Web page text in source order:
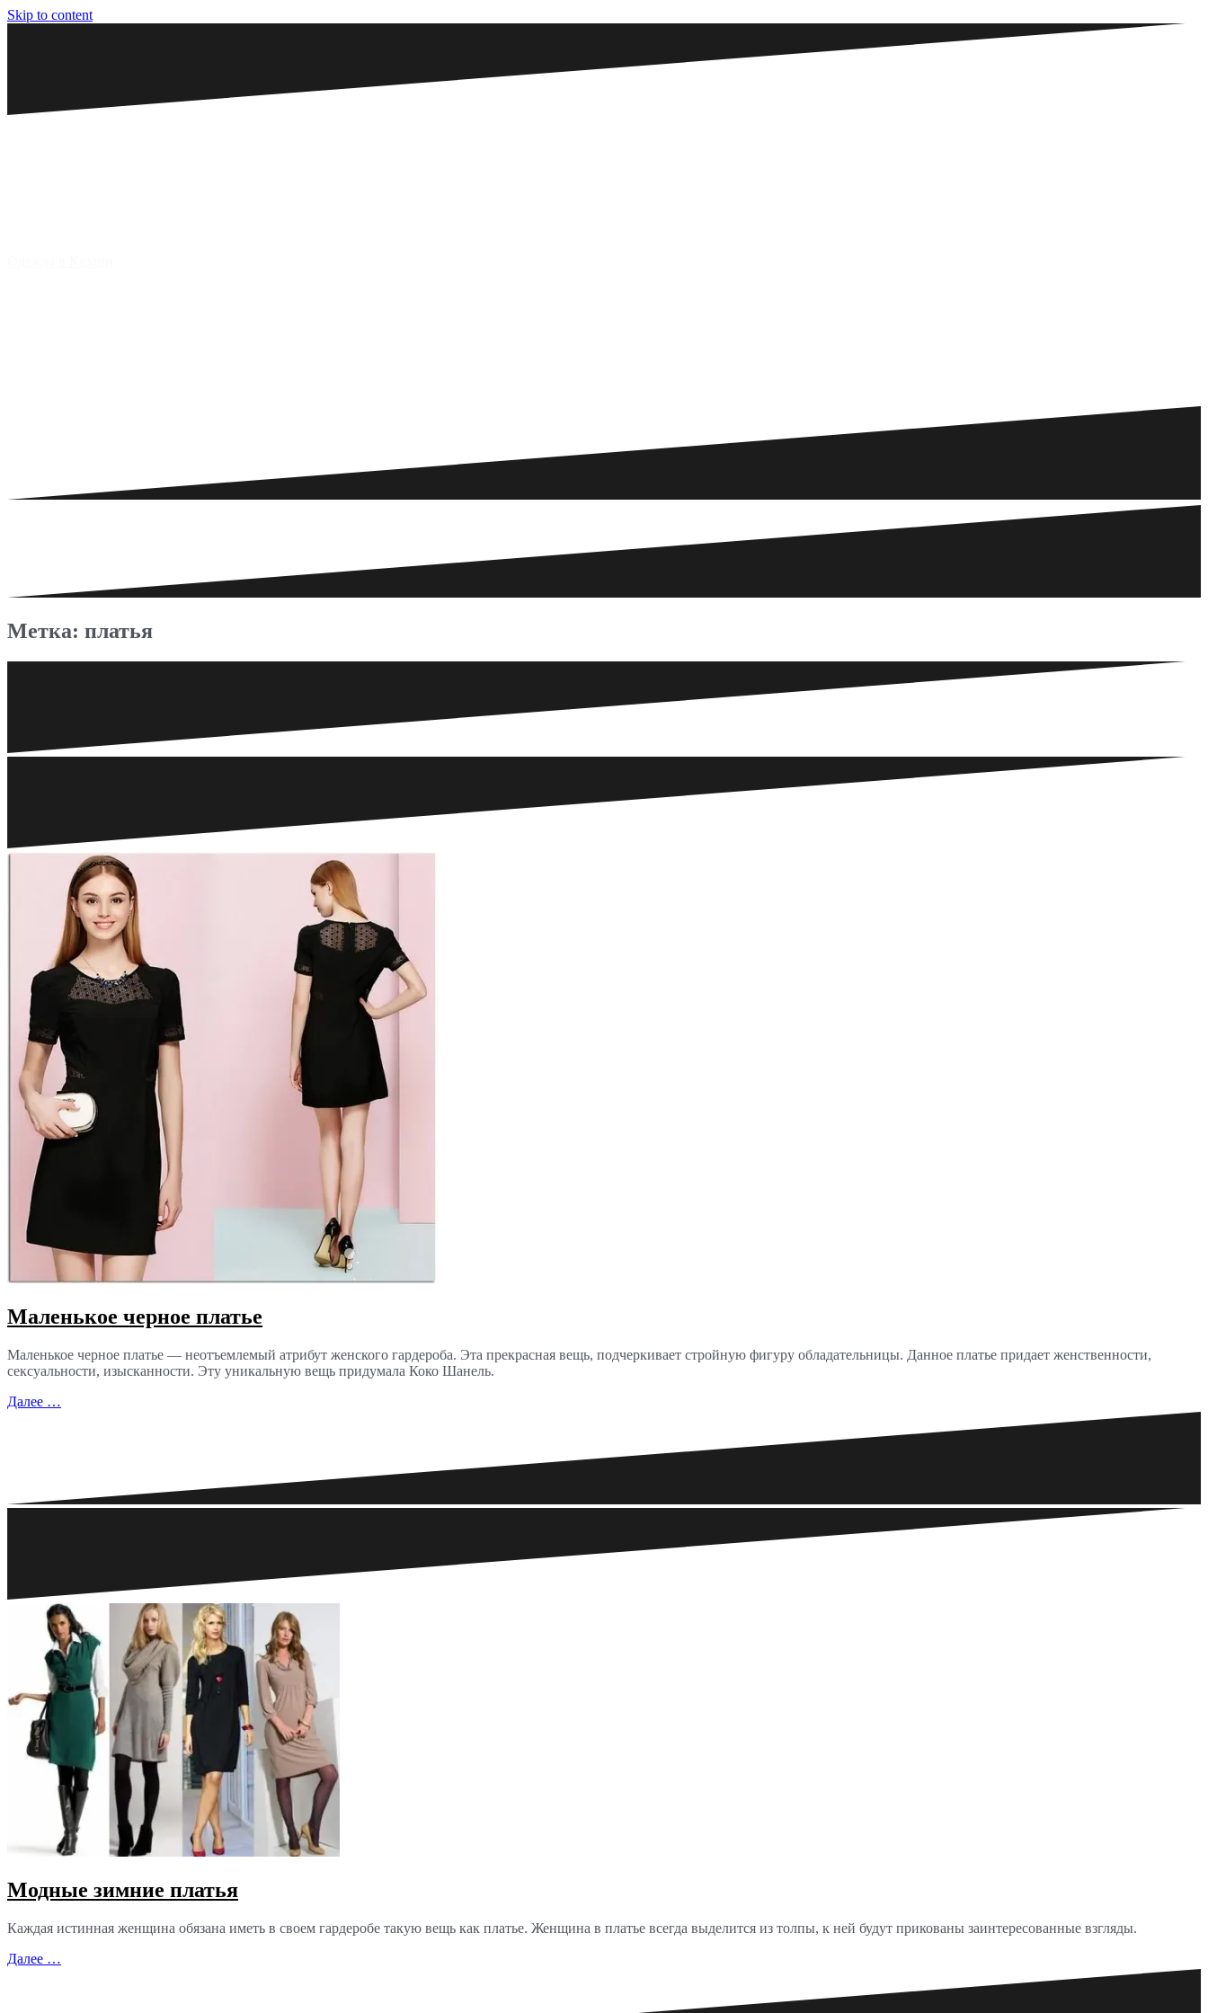
Skip to content
Метка: платья
Маленькое черное платье
Маленькое черное платье — неотъемлемый атрибут женского гардероба. Эта прекрасная вещь, подчеркивает стройную фигуру обладательницы. Данное платье придает женственности,
сексуальности, изысканности. Эту уникальную вещь придумала Коко Шанель.
Далее …
Модные зимние платья
Каждая истинная женщина обязана иметь в своем гардеробе такую вещь как платье. Женщина в платье всегда выделится из толпы, к ней будут прикованы заинтересованные взгляды.
Далее …